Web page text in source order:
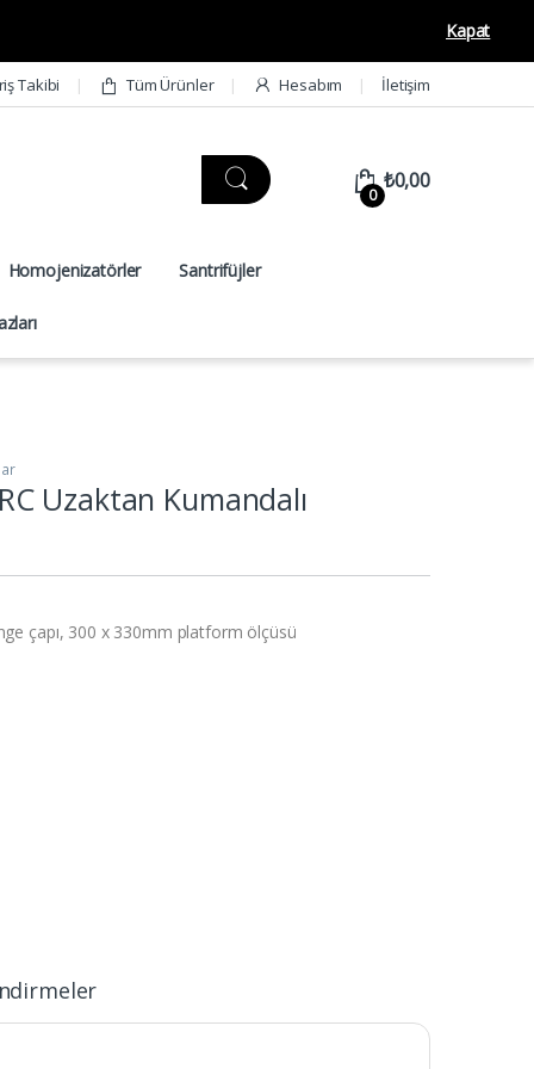
Kapat
Takibi Tüm Ürünler Hesabım İletişim
0
₺0,00
Homojenizatörler Santrifüjler
Uzaktan Kumandalı
çapı, 300 x 330mm platform ölçüsü